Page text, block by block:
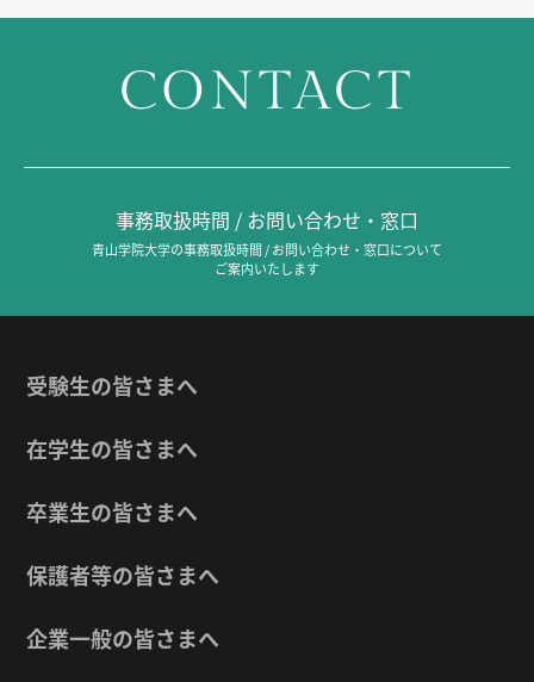
CONTACT
事務取扱時間 / お問い合わせ・窓口
青山学院大学の事務取扱時間 / お問い合わせ・窓口について
ご案内いたします
受験生の皆さまへ
在学生の皆さまへ
卒業生の皆さまへ
保護者等の皆さまへ
企業一般の皆さまへ